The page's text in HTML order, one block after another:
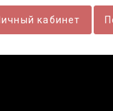
кабинет